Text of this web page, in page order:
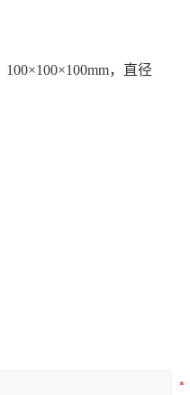
100×100×100mm，直径